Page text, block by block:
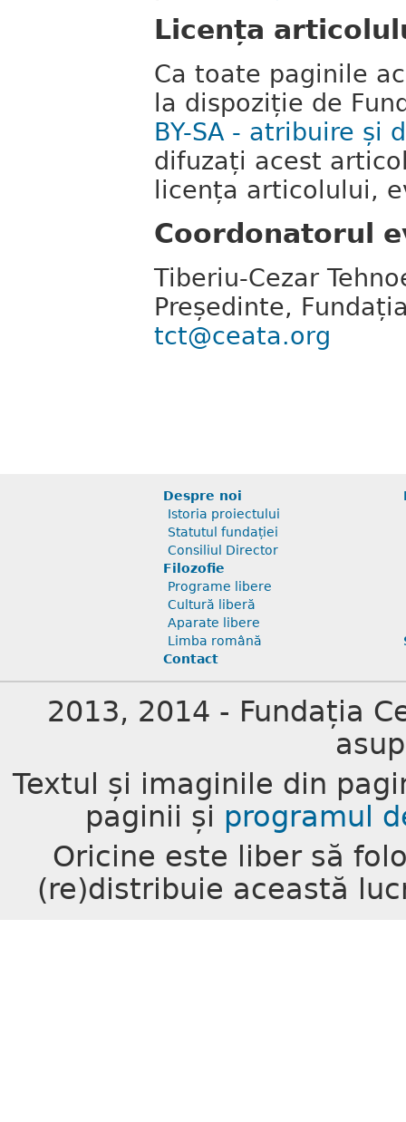
Licența
Ca toate paginile
la dispoziție de
BY-SA - atribuire și
difuzați acest
licența articolului,
Coordonatorul
Tiberiu-Cezar
Președinte,
tct@ceata.org
Despre noi
Istoria proiectului
Statutul fundației
Consiliul Director
Filozofie
Programe libere
Cultură liberă
Aparate libere
Limba română
Contact
2013, 2014 - Fundația
Textul și imaginile din
paginii și programul
Oricine este liber să
(re)distribuie această